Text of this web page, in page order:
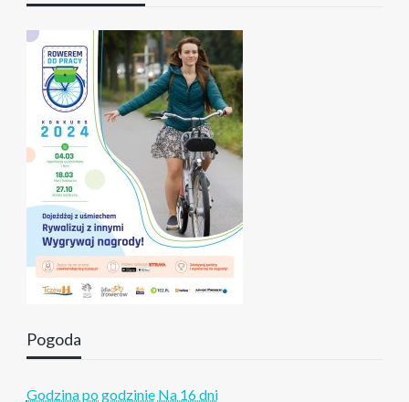
Pogoda
Godzina po godzinie Na 16 dni